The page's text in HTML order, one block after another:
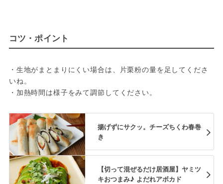
コツ・ポイント
・生地がまとまりにくい場合は、片栗粉の量を足してくださ
いね。
・加熱時間は様子をみて調節してください。
揚げずにサクッ。チーズちくわ春巻
き
【切って混ぜるだけ居酒屋】ヤミツ
キおつまみ♪ よだれアボカド